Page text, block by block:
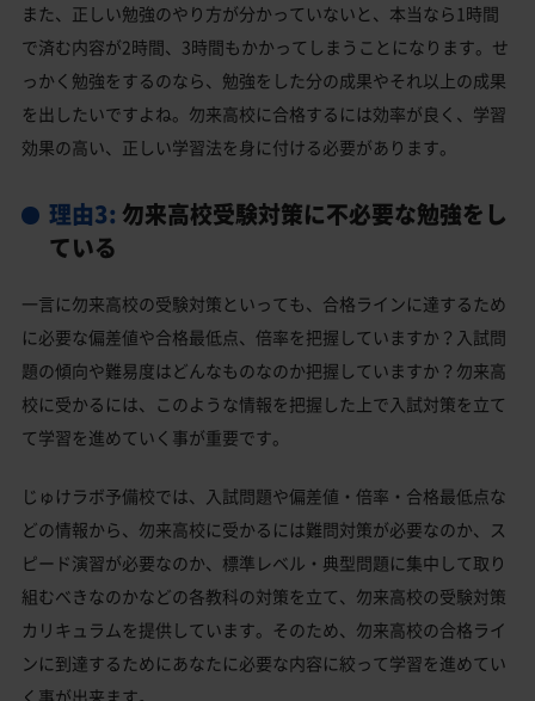
また、正しい勉強のやり方が分かっていないと、本当なら1時間
で済む内容が2時間、3時間もかかってしまうことになります。せ
っかく勉強をするのなら、勉強をした分の成果やそれ以上の成果
を出したいですよね。勿来高校に合格するには効率が良く、学習
効果の高い、正しい学習法を身に付ける必要があります。
理由3: 勿来高校受験対策に不必要な勉強をし
ている
一言に勿来高校の受験対策といっても、合格ラインに達するため
に必要な偏差値や合格最低点、倍率を把握していますか？入試問
題の傾向や難易度はどんなものなのか把握していますか？勿来高
校に受かるには、このような情報を把握した上で入試対策を立て
て学習を進めていく事が重要です。
じゅけラボ予備校では、入試問題や偏差値・倍率・合格最低点な
どの情報から、勿来高校に受かるには難問対策が必要なのか、ス
ピード演習が必要なのか、標準レベル・典型問題に集中して取り
組むべきなのかなどの各教科の対策を立て、勿来高校の受験対策
カリキュラムを提供しています。そのため、勿来高校の合格ライ
ンに到達するためにあなたに必要な内容に絞って学習を進めてい